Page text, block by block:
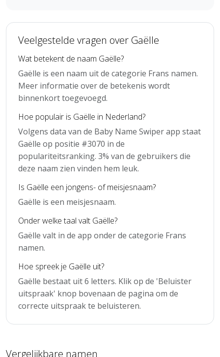
Veelgestelde vragen over Gaëlle
Wat betekent de naam Gaëlle?
Gaëlle is een naam uit de categorie Frans namen.
Meer informatie over de betekenis wordt
binnenkort toegevoegd.
Hoe populair is Gaëlle in Nederland?
Volgens data van de Baby Name Swiper app staat
Gaëlle op positie #3070 in de
populariteitsranking. 3% van de gebruikers die
deze naam zien vinden hem leuk.
Is Gaëlle een jongens- of meisjesnaam?
Gaëlle is een meisjesnaam.
Onder welke taal valt Gaëlle?
Gaëlle valt in de app onder de categorie Frans
namen.
Hoe spreek je Gaëlle uit?
Gaëlle bestaat uit 6 letters. Klik op de 'Beluister
uitspraak' knop bovenaan de pagina om de
correcte uitspraak te beluisteren.
Vergelijkbare namen